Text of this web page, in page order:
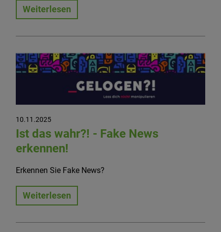
Weiterlesen
10.11.2025
Ist das wahr?! - Fake News
erkennen!
Erkennen Sie Fake News?
Weiterlesen